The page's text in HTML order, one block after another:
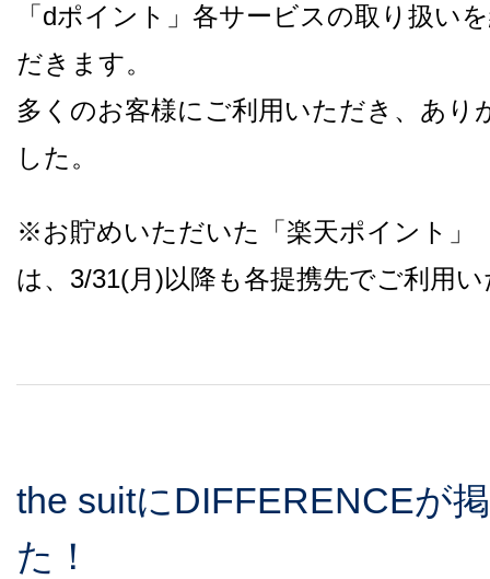
「dポイント」各サービスの取り扱い
だきます。
多くのお客様にご利用いただき、あり
した。
※お貯めいただいた「楽天ポイント」
は、3/31(月)以降も各提携先でご利用
the suitにDIFFERENCEが
た！